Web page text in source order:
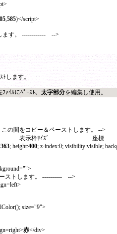
,585)</script>
す。 ------------ -->
ﾄします。
ｲﾙにﾍﾟｰｽﾄ、 太字部分を編集し使用。
間をコピー＆ペーストします。 -->
枠ｻｲｽﾞ 座標
363; height:400; z-index:0; visibility:visible;
トします。 ---------- -->
size="9">
赤</div>